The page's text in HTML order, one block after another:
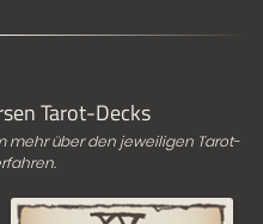
Tarot-Decks
mehr über den jeweiligen Tarot-